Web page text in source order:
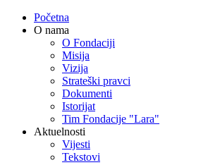
Početna
O nama
O Fondaciji
Misija
Vizija
Strateški pravci
Dokumenti
Istorijat
Tim Fondacije "Lara"
Aktuelnosti
Vijesti
Tekstovi